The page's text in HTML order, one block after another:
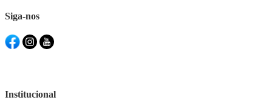
Siga-nos
Institucional